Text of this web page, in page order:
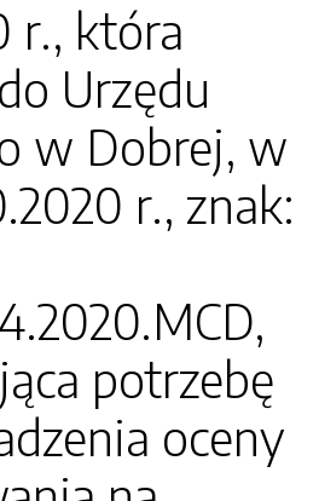
r., która
Urzędu
w Dobrej, w
r., znak:
potrzebę
oceny